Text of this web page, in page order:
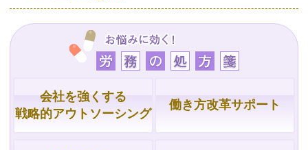
会社を強くする
戦略的アウトソーシング
働き方改革サポート